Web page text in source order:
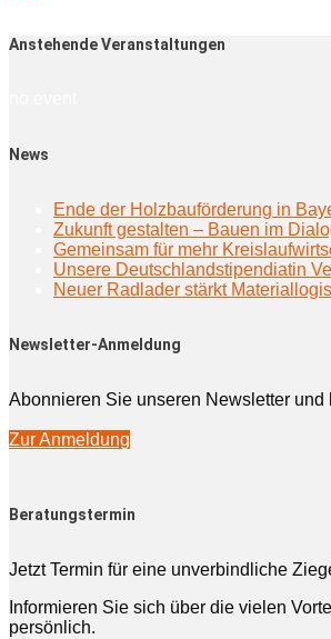
Anstehende Veranstaltungen
News
Ende der Holzbauförderung in
Zukunft gestalten – Bauen im
Gemeinsam für mehr
Unsere Deutschlandstipendiatin
Neuer Radlader stärkt
Newsletter-Anmeldung
Abonnieren Sie unseren Newsletter
Zur Anmeldung
Beratungstermin
Jetzt Termin für eine unverbindliche
Informieren Sie sich über die vielen
persönlich.